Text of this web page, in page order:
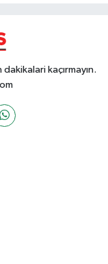
kaçırmayın.